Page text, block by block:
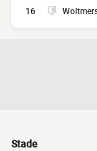
16
Stade